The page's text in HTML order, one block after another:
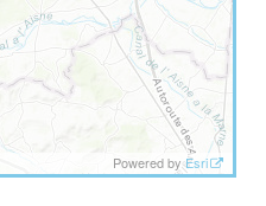
Powered byEsri